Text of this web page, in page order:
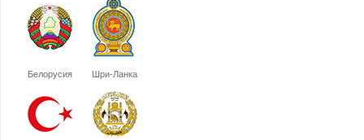
Белорусия Шри-Ланка